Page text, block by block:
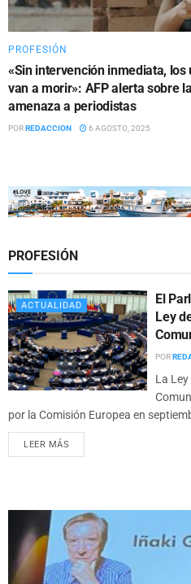
PROFESIÓN
«Sin intervención inmediata,
van a morir»: AFP alerta sobre
amenaza a periodistas
PORREDACCION 6 AGOSTO, 2025
PROFESIÓN
ACTUALIDAD
El
Ley
POR
La
por la Comisión Europea en
LEER MÁS